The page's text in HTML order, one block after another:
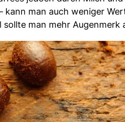
kann man auch weniger
sollte man mehr